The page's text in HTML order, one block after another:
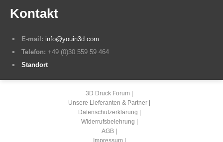
Kontakt
E-mail: info@youin3d.com
Telefon: +49 (0)30 559 59 464
Standort
3D Druck Forum
Unsere Lieferanten & Partner
Datenschutzerklärung
Widerrufsbelehrung
AGB
Impressum